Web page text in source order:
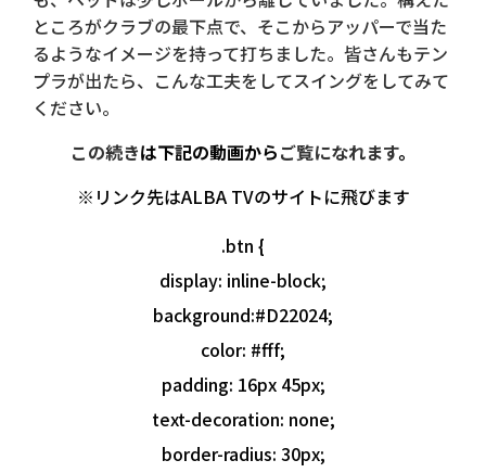
ところがクラブの最下点で、そこからアッパーで当た
るようなイメージを持って打ちました。皆さんもテン
プラが出たら、こんな工夫をしてスイングをしてみて
ください。
この続きは下記の動画からご覧になれます。
※リンク先はALBA TVのサイトに飛びます
.btn {
display: inline-block;
background:#D22024;
color: #fff;
padding: 16px 45px;
text-decoration: none;
border-radius: 30px;